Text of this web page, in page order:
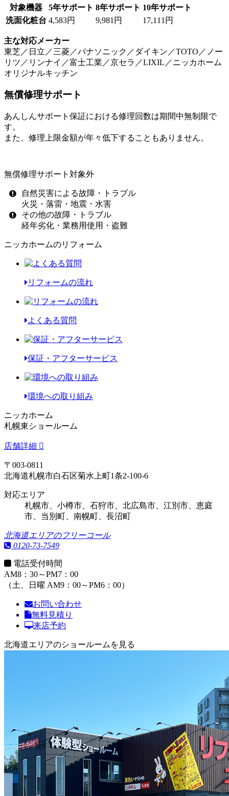
対象機器
5年サポート 8年サポート 10年サポート
洗面化粧台 4,583円 9,981円 17,111円
主な対応メーカー
東芝／日立／三菱／パナソニック／ダイキン／TOTO／ノー
リツ／リンナイ／富士工業／京セラ／LIXIL／ニッカホーム
オリジナルキッチン
無償修理サポート
あんしんサポート保証における修理回数は期間中無制限で
す。
また、修理上限金額が年々低下することもありません。
無償修理サポート対象外
自然災害による故障・トラブル
火災・落雷・地震・水害
その他の故障・トラブル
経年劣化・業務用使用・盗難
ニッカホームのリフォーム
リフォームの流れ
よくある質問
保証・アフターサービス
環境への取り組み
ニッカホーム
札幌東ショールーム
店舗詳細
〒003-0811
北海道札幌市白石区菊水上町1条2-100-6
対応エリア
札幌市、小樽市、石狩市、北広島市、江別市、恵庭
市、当別町、南幌町、長沼町
北海道エリアのフリーコール
0120-73-7549
電話受付時間
AM8：30～PM7：00
（土、日曜 AM9：00～PM6：00）
お問い合わせ
無料見積り
来店予約
北海道エリアのショールームを見る